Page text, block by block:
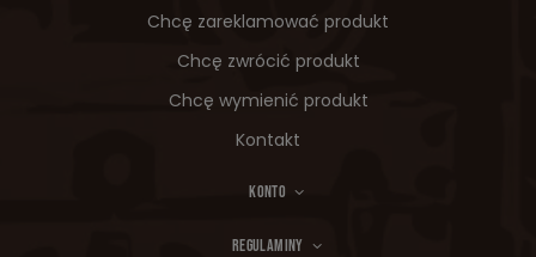
Chcę zareklamować produkt
Chcę zwrócić produkt
Chcę wymienić produkt
Kontakt
KONTO
REGULAMINY